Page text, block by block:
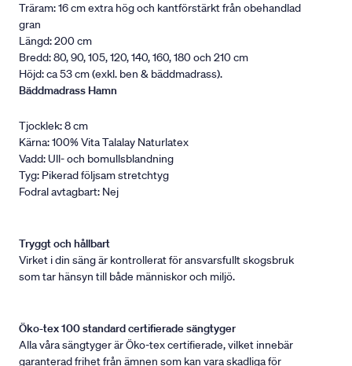
Träram: 16 cm extra hög och kantförstärkt från obehandlad
gran
Längd: 200 cm
Bredd: 80, 90, 105, 120, 140, 160, 180 och 210 cm
Höjd: ca 53 cm (exkl. ben & bäddmadrass).
Bäddmadrass Hamn
Tjocklek: 8 cm
Kärna: 100% Vita Talalay Naturlatex
Vadd: Ull- och bomullsblandning
Tyg: Pikerad följsam stretchtyg
Fodral avtagbart: Nej
Tryggt och hållbart
Virket i din säng är kontrollerat för ansvarsfullt skogsbruk
som tar hänsyn till både människor och miljö.
Öko-tex 100 standard certifierade sängtyger
Alla våra sängtyger är Öko-tex certifierade, vilket innebär
garanterad frihet från ämnen som kan vara skadliga för